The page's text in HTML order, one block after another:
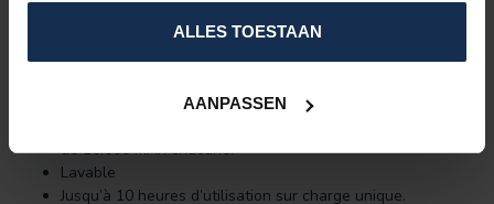
ALLES TOESTAAN
AANPASSEN
10 surfaces chauffantes total
Matériel chauffant en fibres de carbone
Pack de batteries rechargeables inclus : 2x d’office ou 4x
de 10.000 mAh chacune.
Lavable
Jusqu’à 10 heures d’utilisation sur charge unique.